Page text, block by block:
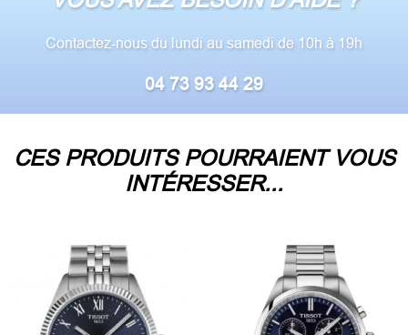
Contactez-nous du lundi au samedi de 10h à 19h
04 73 93 44 29
CES PRODUITS POURRAIENT VOUS
INTÉRESSER...